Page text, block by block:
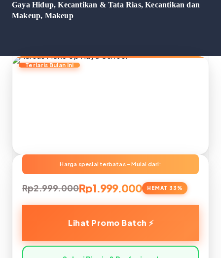
Gaya Hidup,Kecantikan & Tata Rias,Kecantikan dan
Makeup, Makeup
Rp2.999.000Rp1.999.000